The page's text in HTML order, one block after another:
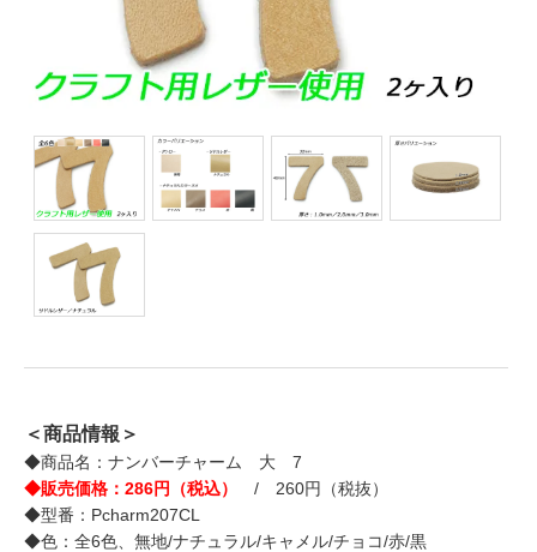
＜商品情報＞
◆商品名：ナンバーチャーム 大 7
◆販売価格：286円（税込）
/ 260円（税抜）
◆型番：Pcharm207CL
◆色：全6色、無地/ナチュラル/キャメル/チョコ/赤/黒